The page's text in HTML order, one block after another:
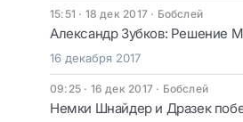
15:51 · 18 дек 2017· Бобслей
Александр Зубков: Решение
16 декабря 2017
09:25 · 16 дек 2017· Бобслей
Немки Шнайдер и Дразек